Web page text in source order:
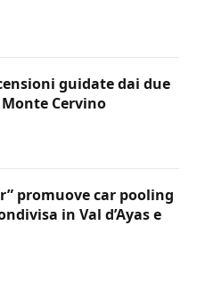
guidate dai due
Cervino
promuove car pooling
in Val d’Ayas e